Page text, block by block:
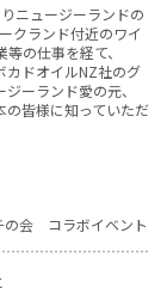
ニュージーランドの
クランド付近のワイ
の仕事を経て、
カドオイルNZ社のグ
ーランド愛の元、
皆様に知っていただ
の会 コラボイベント